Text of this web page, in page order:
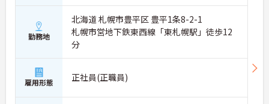
勤務地
北海道 札幌市豊平区 豊平1条8-2-1
札幌市営地下鉄東西線「東札幌駅」徒歩12
分
雇用形態 正社員(正職員)